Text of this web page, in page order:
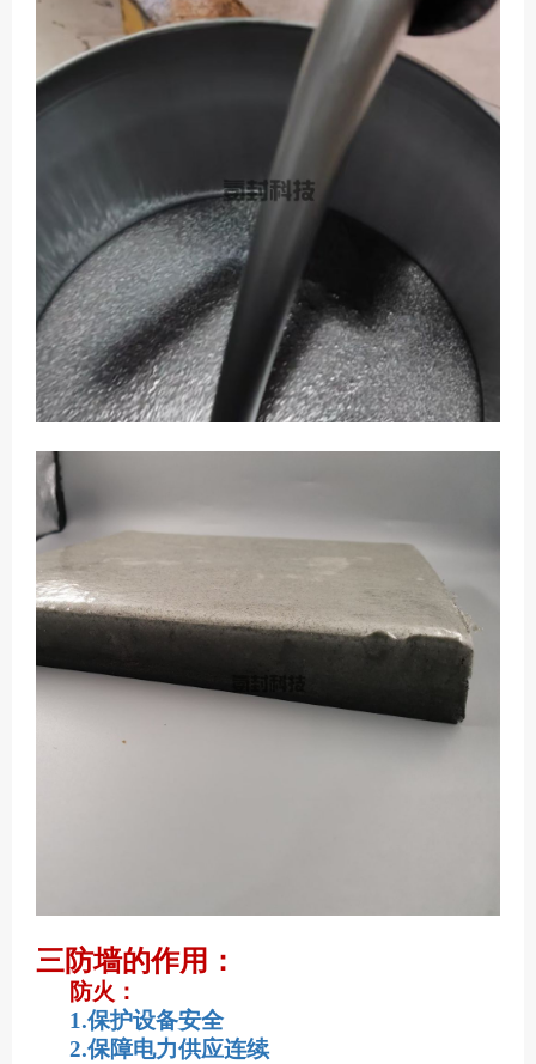
三防墙的作用：
防火：
1.保护设备安全
2.保障电力供应连续